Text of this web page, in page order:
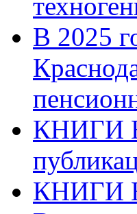
В 2025
КНИГИ
КНИГИ